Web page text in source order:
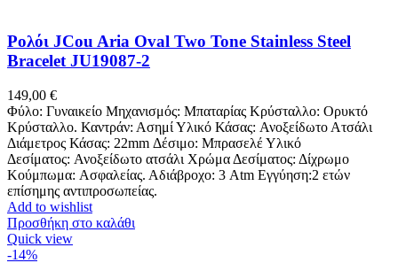
Ρολόι JCou Aria Oval Two Tone Stainless Steel
Bracelet JU19087-2
149,00 €
Φύλο: Γυναικείο Μηχανισμός: Μπαταρίας Κρύσταλλο: Ορυκτό
Κρύσταλλο. Καντράν: Ασημί Υλικό Κάσας: Ανοξείδωτο Ατσάλι
Διάμετρος Κάσας: 22mm Δέσιμο: Μπρασελέ Υλικό
Δεσίματος: Ανοξείδωτο ατσάλι Χρώμα Δεσίματος: Δίχρωμο
Κούμπωμα: Ασφαλείας. Αδιάβροχο: 3 Atm Εγγύηση:2 ετών
επίσημης αντιπροσωπείας.
Add to wishlist
Προσθήκη στο καλάθι
Quick view
-14%